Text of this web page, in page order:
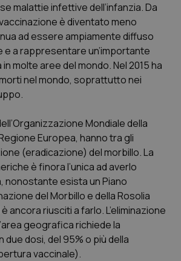
di Bolzano
di Trento
& Scompenso
& Rettocolite Ulcerosa
& patologie neurodegenerative
malattie infettive dell’infanzia. Da
è diventato meno
ad essere ampiamente diffuso
e a rappresentare un’importante
molte aree del mondo. Nel 2015 ha
nel mondo, soprattutto nei
Mondiale della
Europea, hanno tra gli
(eradicazione) del morbillo. La
è finora l’unica ad averlo
nonostante esista un Piano
del Morbillo e della Rosolia
ancora riusciti a farlo. L’eliminazione
geografica richiede la
due dosi, del 95% o più della
vaccinale).